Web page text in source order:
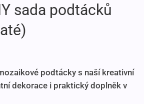
sada podtácků
podtácky s naší kreativní
dekorace i praktický doplněk v